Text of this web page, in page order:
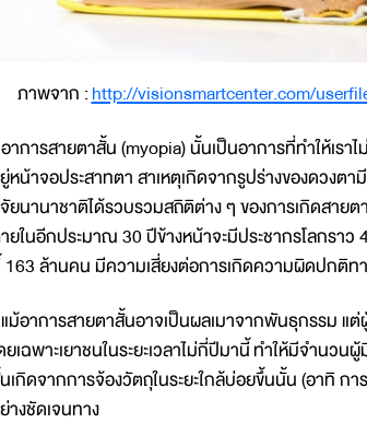
ภาพจาก :http://visionsmartcenter.com/
อาการสายตาสั้น (myopia) นั้นเป็นอาการที่ทำให้เรา
หน้าจอประสาทตา สาเหตุเกิดจากรูปร่างของดวง
ยนานาชาติได้รวบรวมสถิติต่าง ๆ ของการเกิดสา
ยในอีกประมาณ 30 ปีข้างหน้าจะมีประชากรโลกรา
163 ล้านคน มีความเสี่ยงต่อการเกิดความผิดปกติท
แม้อาการสายตาสั้นอาจเป็นผลเมาจากพันธุกรรม แ
ยเฉพาะเยาชนในระยะเวลาไม่กี่ปีมานี้ ทำให้มีจำน
เกิดจากการจ้องวัตถุในระยะใกล้บ่อยขึ้นนั้น (อาทิ
างชัดเจนทาง